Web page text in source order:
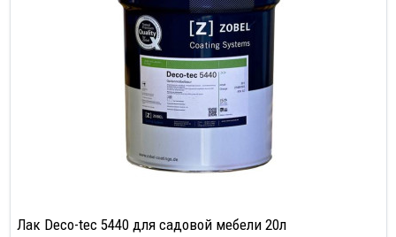
Лак Deco-tec 5440 для садовой мебели 20л